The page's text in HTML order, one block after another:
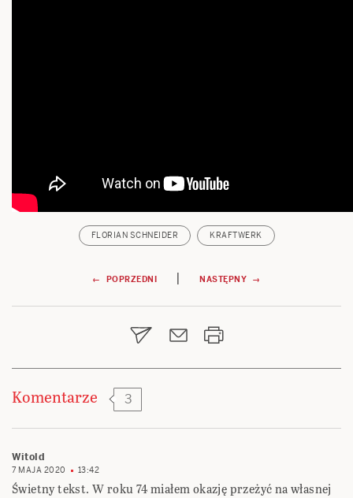
FLORIAN SCHNEIDER KRAFTWERK
Nawigacja
wpisu
← POPRZEDNI | NASTĘPNY →
Komentarze 3
Witold
7 MAJA 2020 13:42
Świetny tekst. W roku 74 miałem okazję przeżyć na własnej